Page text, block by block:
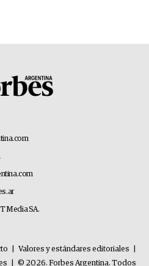
Media SA.
Valores y estándares editoriales
© 2026. Forbes Argentina. Todos